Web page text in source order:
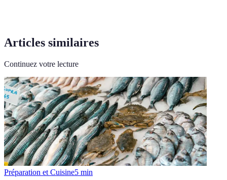
Articles similaires
Continuez votre lecture
Préparation et Cuisine5 min